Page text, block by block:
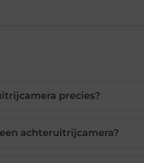
precies?
achteruitrijcamera?